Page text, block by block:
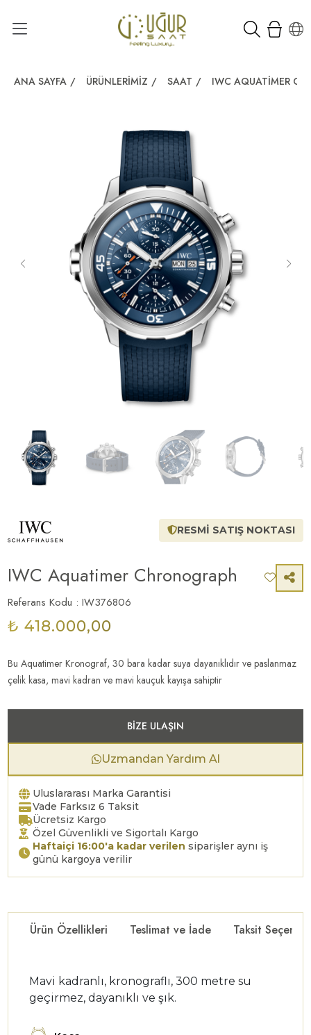
ANA SAYFA / ÜRÜNLERIMIZ / SAAT / IWC AQUATIMER
RESMİ SATIŞ NOKTASI
IWC Aquatimer Chronograph
Referans Kodu : IW376806
₺ 418.000,00
Bu Aquatimer Kronograf, 30 bara kadar suya dayanıklıdır ve paslanmaz
çelik kasa, mavi kadran ve mavi kauçuk kayışa sahiptir
BIZE ULAŞIN
Uzmandan Yardım Al
Uluslararası Marka Garantisi
Vade Farksız 6 Taksit
Ücretsiz Kargo
Özel Güvenlikli ve Sigortalı Kargo
Haftaiçi 16:00'a kadar verilen siparişler aynı iş
günü kargoya verilir
Ürün Özellikleri Teslimat ve İade Taksit
Mavi kadranlı, kronograflı, 300 metre su
geçirmez, dayanıklı ve şık.